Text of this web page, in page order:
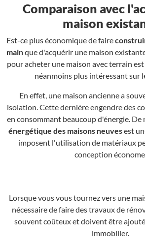
Comparaison avec
maison
Est-ce plus économique de faire
mainque d'acquérir une maison
pour acheter une maison avec terrain
néanmoins plus intéressant sur
En effet, une maison ancienne a
isolation. Cette dernière engendre des
en consommant beaucoup d'énergie. De
énergétique des maisons neuvesest
imposent l'utilisation de matériaux
conception économe.
Lorsque vous vous tournez vers une
nécessaire de faire des travaux de
souvent coûteux et doivent être
immobilier.